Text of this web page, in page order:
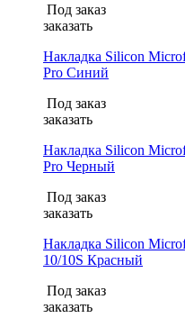
Под заказ
заказать
Накладка Silicon
Pro Синий
Под заказ
заказать
Накладка Silicon
Pro Черный
Под заказ
заказать
Накладка Silicon
10/10S Красный
Под заказ
заказать